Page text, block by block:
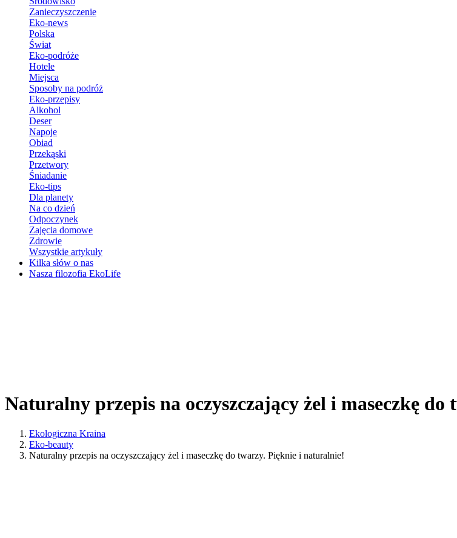
Zanieczyszczenie
Eko-news
Polska
Świat
Eko-podróże
Hotele
Miejsca
Sposoby na podróż
Eko-przepisy
Alkohol
Deser
Napoje
Obiad
Przekąski
Przetwory
Śniadanie
Eko-tips
Dla planety
Na co dzień
Odpoczynek
Zajęcia domowe
Zdrowie
Wszystkie artykuły
Kilka słów o nas
Nasza filozofia EkoLife
Naturalny przepis na oczyszczający żel i maseczkę
Ekologiczna Kraina
Eko-beauty
Naturalny przepis na oczyszczający żel i maseczkę do twarzy. Pięknie i naturalnie!